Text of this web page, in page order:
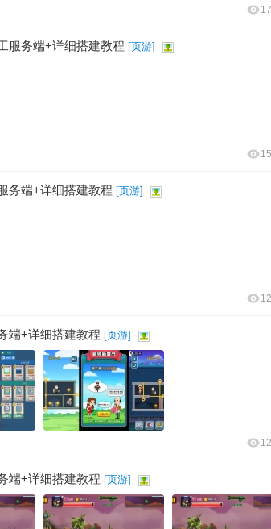
服务端+详细搭建教程 [页游]
务端+详细搭建教程 [页游]
端+详细搭建教程 [页游]
端+详细搭建教程 [页游]